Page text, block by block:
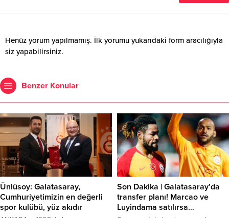
Henüz yorum yapılmamış. İlk yorumu yukarıdaki form aracılığıyla
siz yapabilirsiniz.
Benzer Konular
Ünlüsoy: Galatasaray,
Cumhuriyetimizin en değerli
spor kulübü, yüz akıdır
Son Dakika | Galatasaray’da
transfer planı! Marcao ve
Luyindama satılırsa…